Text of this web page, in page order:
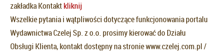
zakładka Kontaktkliknij
Wszelkie pytania i wątpliwości dotyczące funkcjonowania portalu
Wydawnictwa Czelej Sp. z o.o. prosimy kierować do Działu
Obsługi Klienta, kontakt dostępny na stronie www.czelej.com.pl /